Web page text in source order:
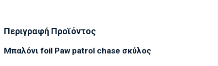
Περιγραφή Προϊόντος
Μπαλόνι foil Paw patrol chase σκύλος